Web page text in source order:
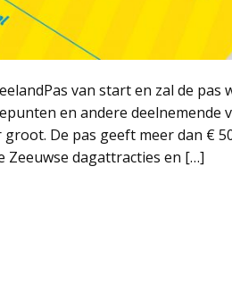
van start en zal de
en andere deelnemende
De pas geeft meer dan €
Zeeuwse dagattracties en […]